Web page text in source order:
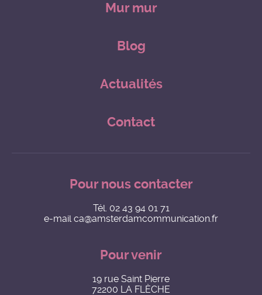
Mur mur
Blog
Actualités
Contact
Pour nous contacter
Tél. 02 43 94 01 71
e-mailca@amsterdamcommunication.fr
Pour venir
19 rue Saint Pierre
72200 LA FLÈCHE